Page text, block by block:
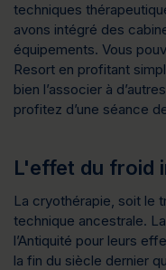
techniques
avons intégré des
équipements. Vous
Resort en profitant
bien l’associer à
profitez d’une séance
L'effet du froid
La cryothérapie, soit le
technique ancestrale.
l’Antiquité pour leurs
la fin du siècle dernier